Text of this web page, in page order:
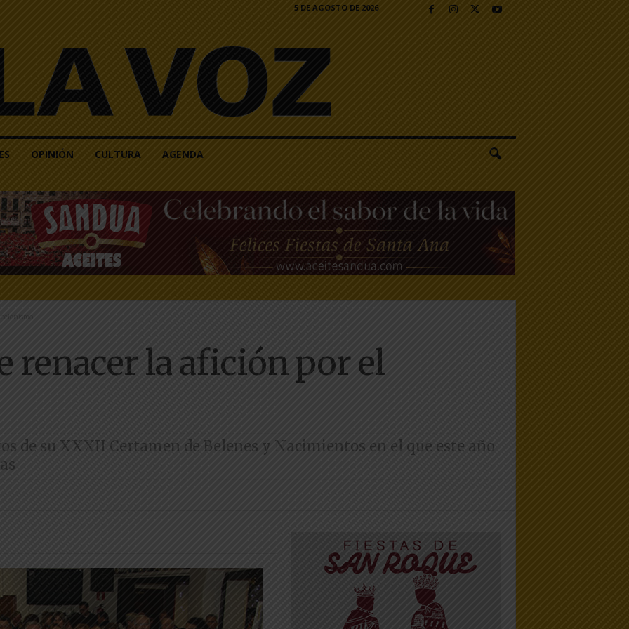
5 DE AGOSTO DE 2026
OPINIÓN CULTURA AGENDA
renacer la afición por el
de su XXXII Certamen de Belenes y Nacimientos en el que este año